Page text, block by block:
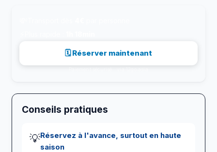
🗓 Réserver maintenant
Conseils pratiques
💡Réservez à l'avance, surtout en haute
saison